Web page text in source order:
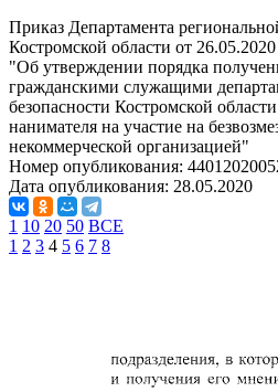
Приказ Департамента
Костромской области от
"Об утверждении порядка
гражданскими служащими
безопасности Костромской
нанимателя на участие на
некоммерческой организацией"
Номер опубликования:
Дата опубликования: 28.05.2020
1 10 20 50 ВСЕ
1 2 3 4 5 6 7 8